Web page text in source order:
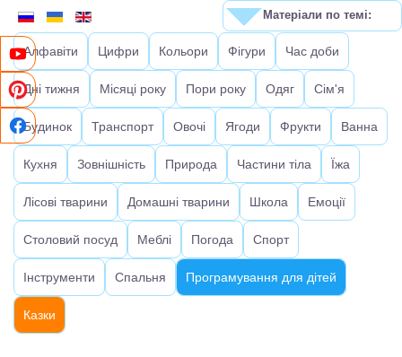
Алфавіти Цифри Кольори Фігури Час доби
Дні тижня Місяці року Пори року Одяг Сім'я
Будинок Транспорт Овочі Ягоди Фрукти Ванна
Кухня Зовнішність Природа Частини тіла Їжа
Лісові тварини Домашні тварини Школа Емоції
Столовий посуд Меблі Погода Спорт
Інструменти Спальня Програмування для дітей
Казки
Матеріали по темі: